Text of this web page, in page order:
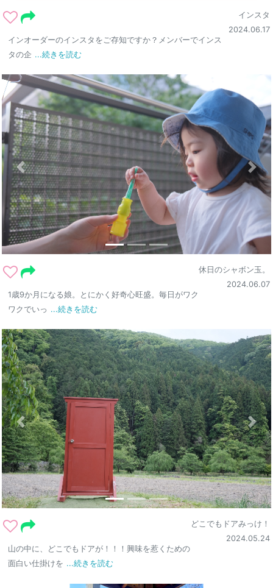
インスタ
2024.06.17
インオーダーのインスタをご存知ですか？メンバーでインス
タの企 ...続きを読む
休日のシャボン玉。
2024.06.07
1歳9か月になる娘。とにかく好奇心旺盛。毎日がワク
ワクでいっ ...続きを読む
どこでもドアみっけ！
2024.05.24
山の中に、どこでもドアが！！！興味を惹くための
面白い仕掛けを ...続きを読む